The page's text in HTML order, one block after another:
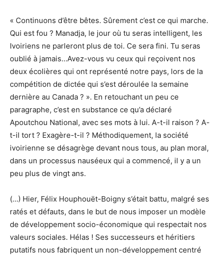
« Continuons d’être bêtes. Sûrement c’est ce qui marche.
Qui est fou ? Manadja, le jour où tu seras intelligent, les
Ivoiriens ne parleront plus de toi. Ce sera fini. Tu seras
oublié à jamais…Avez-vous vu ceux qui reçoivent nos
deux écolières qui ont représenté notre pays, lors de la
compétition de dictée qui s’est déroulée la semaine
dernière au Canada ? ». En retouchant un peu ce
paragraphe, c’est en substance ce qu’a déclaré
Apoutchou National, avec ses mots à lui. A-t-il raison ? A-
t-il tort ? Exagère-t-il ? Méthodiquement, la société
ivoirienne se désagrège devant nous tous, au plan moral,
dans un processus nauséeux qui a commencé, il y a un
peu plus de vingt ans.
(…) Hier, Félix Houphouët-Boigny s’était battu, malgré ses
ratés et défauts, dans le but de nous imposer un modèle
de développement socio-économique qui respectait nos
valeurs sociales. Hélas ! Ses successeurs et héritiers
putatifs nous fabriquent un non-développement centré